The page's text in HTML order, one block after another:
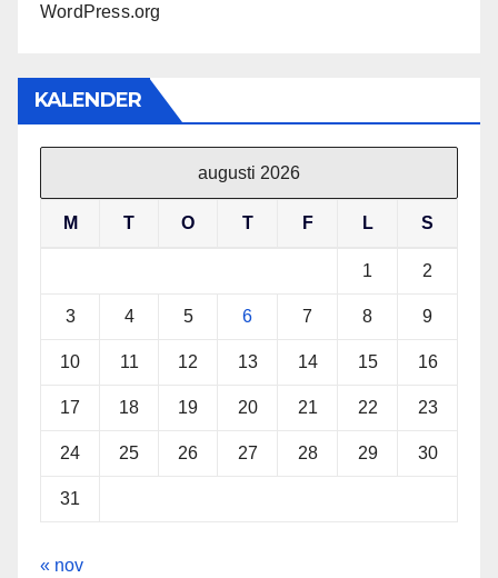
WordPress.org
KALENDER
augusti 2026
M T O T F L S
1 2
3 4 5 6 7 8 9
10 11 12 13 14 15 16
17 18 19 20 21 22 23
24 25 26 27 28 29 30
31
« nov